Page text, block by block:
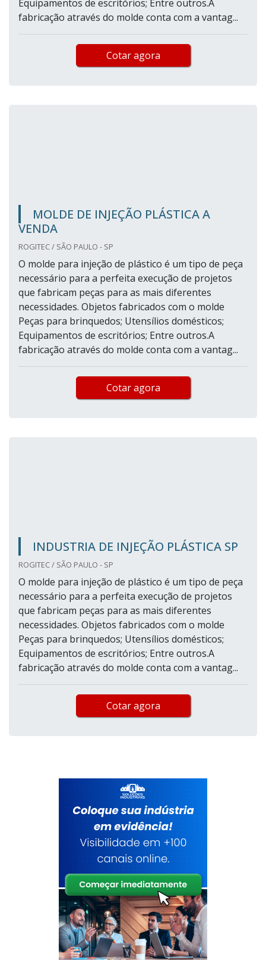
Equipamentos de escritórios; Entre outros.A
fabricação através do molde conta com a vantag...
Cotar agora
MOLDE DE INJEÇÃO PLÁSTICA A
VENDA
ROGITEC / SÃO PAULO - SP
O molde para injeção de plástico é um tipo de peça
necessário para a perfeita execução de projetos
que fabricam peças para as mais diferentes
necessidades. Objetos fabricados com o molde
Peças para brinquedos; Utensílios domésticos;
Equipamentos de escritórios; Entre outros.A
fabricação através do molde conta com a vantag...
Cotar agora
INDUSTRIA DE INJEÇÃO PLÁSTICA SP
ROGITEC / SÃO PAULO - SP
O molde para injeção de plástico é um tipo de peça
necessário para a perfeita execução de projetos
que fabricam peças para as mais diferentes
necessidades. Objetos fabricados com o molde
Peças para brinquedos; Utensílios domésticos;
Equipamentos de escritórios; Entre outros.A
fabricação através do molde conta com a vantag...
Cotar agora